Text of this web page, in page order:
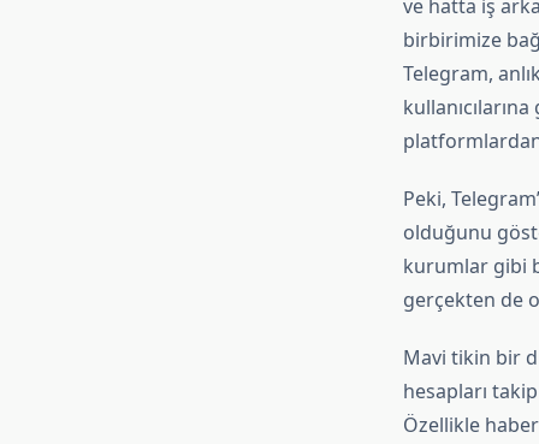
ve hatta iş
birbirimize
Telegram,
Peki,
olduğunu
kurumlar gibi
gerçekten de
Mavi tikin bir
hesapları
Özellikle